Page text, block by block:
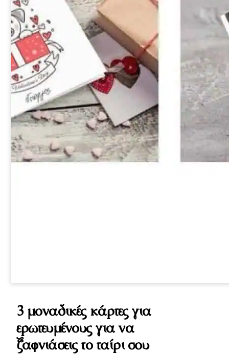
3 μοναδικές κάρτες για
ερωτευμένους για να
ξαφνιάσεις το ταίρι σου